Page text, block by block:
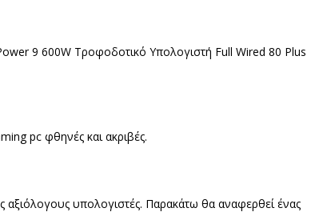
9 600W Τροφοδοτικό Υπολογιστή Full Wired 80 Plus
pc φθηνές και ακριβές.
υπολογιστές. Παρακάτω θα αναφερθεί ένας